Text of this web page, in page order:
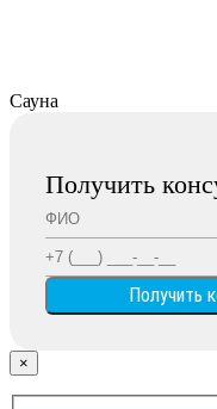
Сауна
Получить
×